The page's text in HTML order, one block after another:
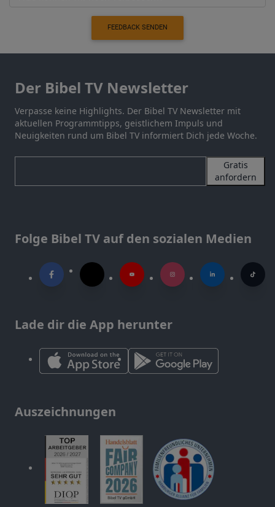
FEEDBACK SENDEN
Der Bibel TV Newsletter
Verpasse keine Highlights. Der Bibel TV Newsletter mit
aktuellen Programmtipps, geistlichem Impuls und
Neuigkeiten rund um Bibel TV informiert Dich jede Woche.
Gratis
anfordern
Folge Bibel TV auf den sozialen Medien
Lade dir die App herunter
Auszeichnungen